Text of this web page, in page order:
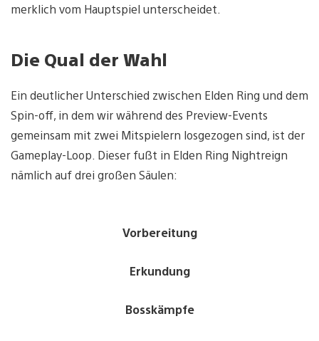
merklich vom Hauptspiel unterscheidet.
Die Qual der Wahl
Ein deutlicher Unterschied zwischen Elden Ring und dem
Spin-off, in dem wir während des Preview-Events
gemeinsam mit zwei Mitspielern losgezogen sind, ist der
Gameplay-Loop. Dieser fußt in Elden Ring Nightreign
nämlich auf drei großen Säulen:
Vorbereitung
Erkundung
Bosskämpfe